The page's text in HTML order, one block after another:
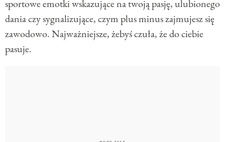
sportowe emotki wskazujące na twoją pasję, ulubionego
dania czy sygnalizujące, czym plus minus zajmujesz się
zawodowo. Najważniejsze, żebyś czuła, że do ciebie
pasuje.